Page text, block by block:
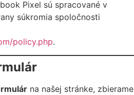
Pixel sú spracované v
súkromia spoločnosti
policy.php.
na našej stránke, zbierame